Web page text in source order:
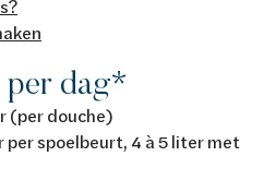
dag*
(per douche)
spoelbeurt, 4 à 5 liter met